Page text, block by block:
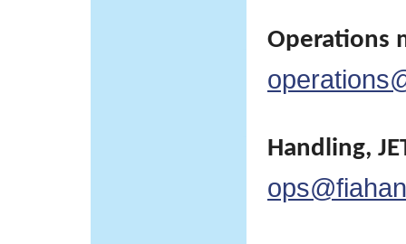
Operations
Handling,